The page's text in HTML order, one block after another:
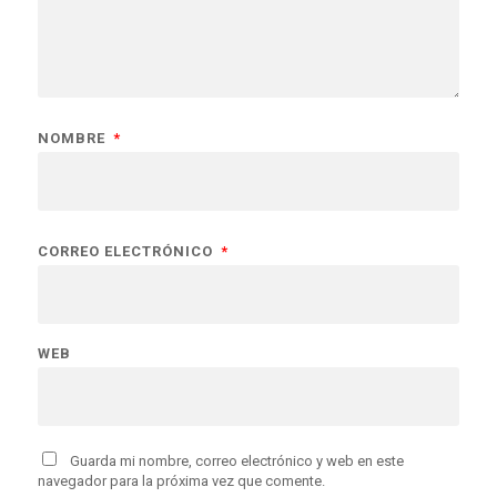
NOMBRE *
CORREO ELECTRÓNICO *
WEB
Guarda mi nombre, correo electrónico y web en este
navegador para la próxima vez que comente.